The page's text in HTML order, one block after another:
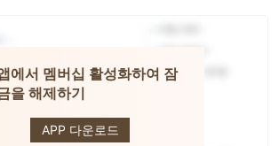
에서 멤버십 활성화하여 잠
을 해제하기
APP 다운로드
MCAP FX